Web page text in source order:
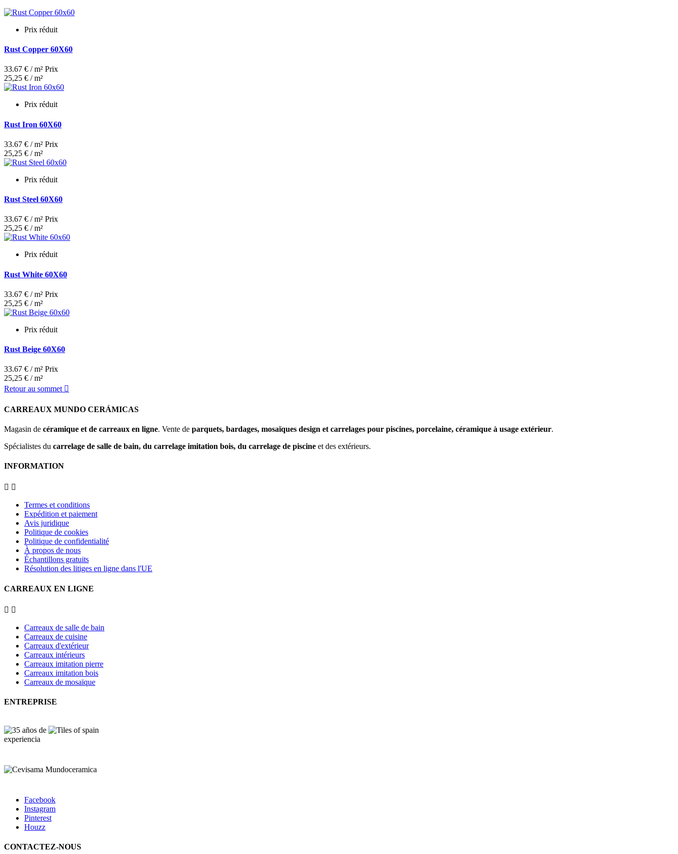
Prix réduit
Rust Copper 60X60
33.67 € / m² Prix
25,25 € / m²
Prix réduit
Rust Iron 60X60
33.67 € / m² Prix
25,25 € / m²
Prix réduit
Rust Steel 60X60
33.67 € / m² Prix
25,25 € / m²
Prix réduit
Rust White 60X60
33.67 € / m² Prix
25,25 € / m²
Prix réduit
Rust Beige 60X60
33.67 € / m² Prix
25,25 € / m²
Retour au sommet 
CARREAUX MUNDO CERÁMICAS
Magasin de céramique et de carreaux en ligne. Vente de parquets, bardages, mosaïques design et carrelages pour piscines, porcelaine, céramique à usage extérieur.
Spécialistes du carrelage de salle de bain, du carrelage imitation bois, du carrelage de piscine et des extérieurs.
INFORMATION
 
Termes et conditions
Expédition et paiement
Avis juridique
Politique de cookies
Politique de confidentialité
À propos de nous
Échantillons gratuits
Résolution des litiges en ligne dans l'UE
CARREAUX EN LIGNE
 
Carreaux de salle de bain
Carreaux de cuisine
Carreaux d'extérieur
Carreaux intérieurs
Carreaux imitation pierre
Carreaux imitation bois
Carreaux de mosaïque
ENTREPRISE
Facebook
Instagram
Pinterest
Houzz
CONTACTEZ-NOUS